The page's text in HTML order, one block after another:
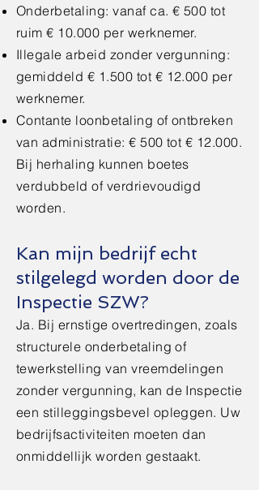
Onderbetaling: vanaf ca. € 500 tot
ruim € 10.000 per werknemer.
Illegale arbeid zonder vergunning:
gemiddeld € 1.500 tot € 12.000 per
werknemer.
Contante loonbetaling of ontbreken
van administratie: € 500 tot € 12.000.
Bij herhaling kunnen boetes
verdubbeld of verdrievoudigd
worden.
Kan mijn bedrijf echt
stilgelegd worden door de
Inspectie SZW?
Ja. Bij ernstige overtredingen, zoals
structurele onderbetaling of
tewerkstelling van vreemdelingen
zonder vergunning, kan de Inspectie
een stilleggingsbevel opleggen. Uw
bedrijfsactiviteiten moeten dan
onmiddellijk worden gestaakt.